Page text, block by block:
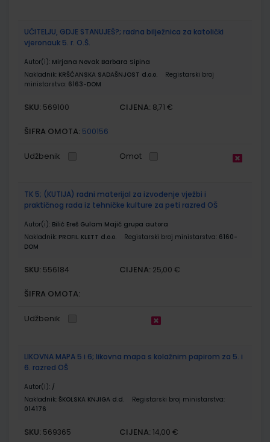
UČITELJU, GDJE STANUJEŠ?; radna bilježnica za katolički
vjeronauk 5. r. O.Š.
Autor(i): Mirjana Novak Barbara Sipina
Nakladnik: KRŠĆANSKA SADAŠNJOST d.o.o.
Registarski broj
ministarstva: 6163-DOM
SKU: 569100 CIJENA: 8,71 €
ŠIFRA OMOTA: 500156
Udžbenik Omot
TK 5; (KUTIJA) radni materijal za izvođenje vježbi i
praktičnog rada iz tehničke kulture za peti razred OŠ
Autor(i): Bilić Ereš Gulam Majić grupa autora
Nakladnik: PROFIL KLETT d.o.o. Registarski broj ministarstva: 6160-
DOM
SKU: 556184 CIJENA: 25,00 €
ŠIFRA OMOTA:
Udžbenik
LIKOVNA MAPA 5 i 6; likovna mapa s kolažnim papirom za 5. i
6. razred OŠ
Autor(i): /
Nakladnik: ŠKOLSKA KNJIGA d.d.
Registarski broj ministarstva:
014176
SKU: 569365 CIJENA: 14,00 €